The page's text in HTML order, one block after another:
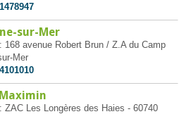
sur-Mer
avenue Robert Brun / Z.A du Camp
Mer
Les Longères des Haies - 60740